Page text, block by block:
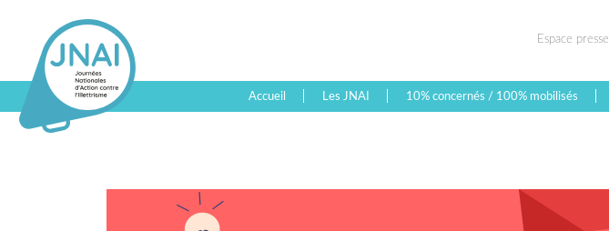
Espace presse
Accueil Les JNAI 10% concernés / 100% mobilisés